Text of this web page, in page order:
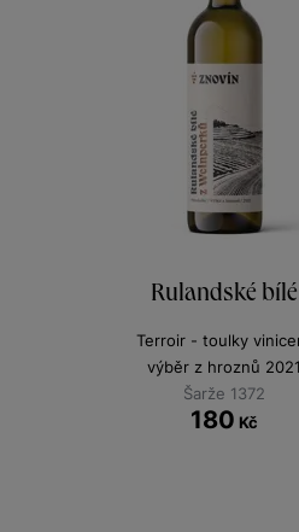
Rulandské bílé
Terroir - toulky
výběr z hroznů
Šarže 1372
180 Kč